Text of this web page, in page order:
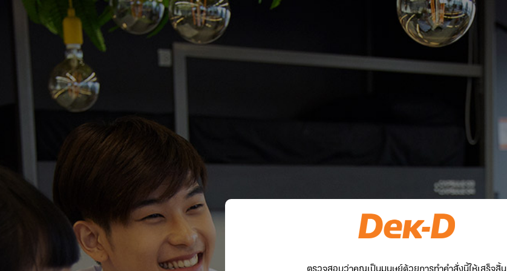
ตรวจสอบว่าคุณเป็นมนุษย์ด้วยการทำคำสั่งนี้ให้เสร็จสิ้น